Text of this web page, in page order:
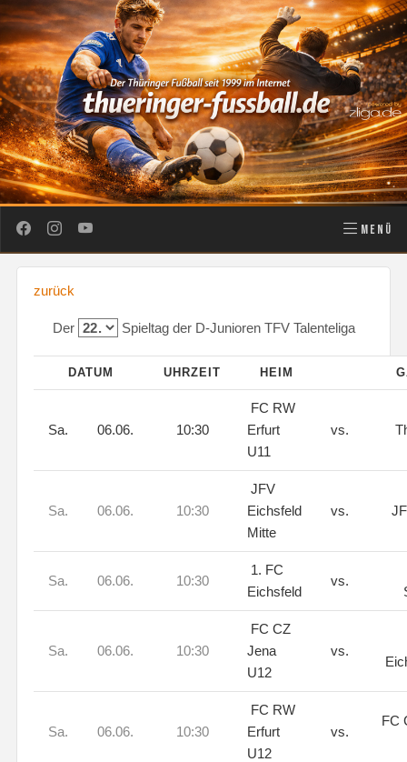
MENÜ
zurück
Der Spieltag der D-Junioren TFV Talenteliga
DATUM UHRZEIT HEIM
Sa. 06.06. 10:30
FC RW
Erfurt
U11
vs.
Sa. 06.06. 10:30
JFV
Eichsfeld
Mitte
vs.
Sa. 06.06. 10:30
1. FC
Eichsfeld
vs.
Sa. 06.06. 10:30
FC CZ
Jena
U12
vs.
Sa. 06.06. 10:30
FC RW
Erfurt
U12
vs.
FC